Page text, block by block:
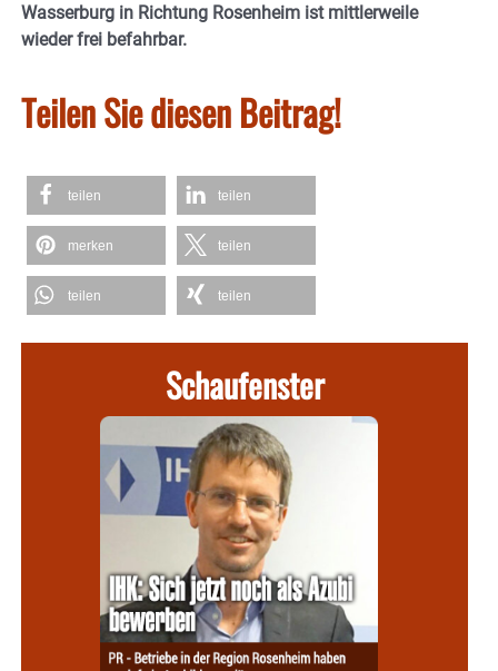
Wasserburg in Richtung Rosenheim ist mittlerweile
wieder frei befahrbar.
Teilen Sie diesen Beitrag!
teilen teilen
merken teilen
teilen teilen
Schaufenster